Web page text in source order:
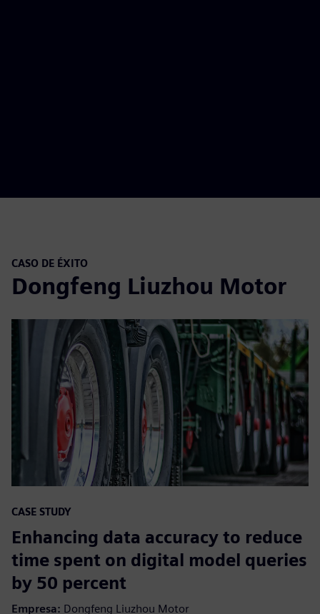
CASO DE ÉXITO
Dongfeng Liuzhou Motor
CASE STUDY
Enhancing data accuracy to reduce
time spent on digital model queries
by 50 percent
Empresa: Dongfeng Liuzhou Motor